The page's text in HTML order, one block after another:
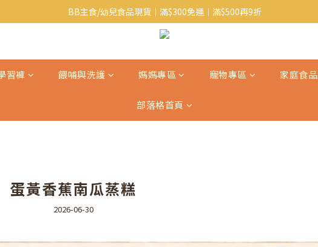
Baby J 意大利有機無麩質動物通粉 清貨平賣中!!
BB主食/幼兒食品現貨｜滿$300免運｜滿$500再9折
Baby J 有機蝴蝶麵熱賣中!
Baby J 意大利有機無麩質動物通粉 清貨平賣中!!
習褲 餵哺與洗護 媽媽專區 寵物專區 家庭食
部落格首頁
蛋黃香蕉南瓜蒸糕
2026-06-30